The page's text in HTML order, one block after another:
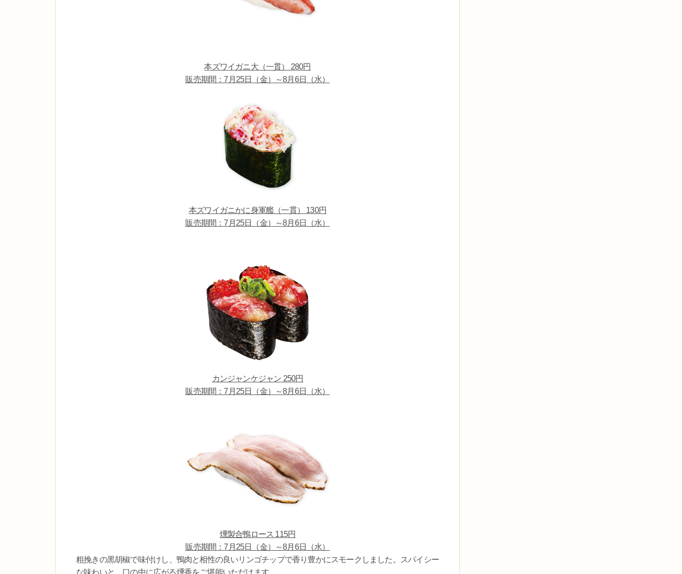
本ズワイガニ大（一貫） 280円
販売期間：7月25日（金）～8月6日（水）
本ズワイガニかに身軍艦（一貫） 130円
販売期間：7月25日（金）～8月6日（水）
カンジャンケジャン 250円
販売期間：7月25日（金）～8月6日（水）
燻製合鴨ロース 115円
販売期間：7月25日（金）～8月6日（水）
粗挽きの黒胡椒で味付けし、鴨肉と相性の良いリンゴチップで香り豊かにスモークしました。スパイシー
な味わいと、口の中に広がる燻香をご堪能いただけます。